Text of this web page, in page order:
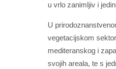
u vrlo zanimljiv i
U
vegetacijskom
mediteranskog i
svojih areala, te s